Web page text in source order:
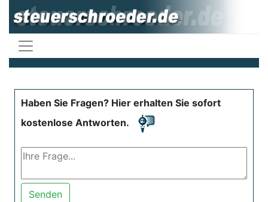
Haben Sie Fragen? Hier erhalten Sie sofort
kostenlose Antworten.
Senden